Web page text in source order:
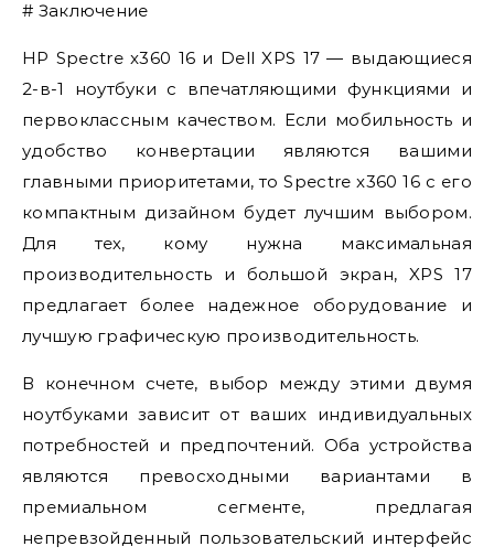
# Заключение
HP Spectre x360 16 и Dell XPS 17 — выдающиеся
2-в-1 ноутбуки с впечатляющими функциями и
первоклассным качеством. Если мобильность и
удобство конвертации являются вашими
главными приоритетами, то Spectre x360 16 с его
компактным дизайном будет лучшим выбором.
Для тех, кому нужна максимальная
производительность и большой экран, XPS 17
предлагает более надежное оборудование и
лучшую графическую производительность.
В конечном счете, выбор между этими двумя
ноутбуками зависит от ваших индивидуальных
потребностей и предпочтений. Оба устройства
являются превосходными вариантами в
премиальном сегменте, предлагая
непревзойденный пользовательский интерфейс